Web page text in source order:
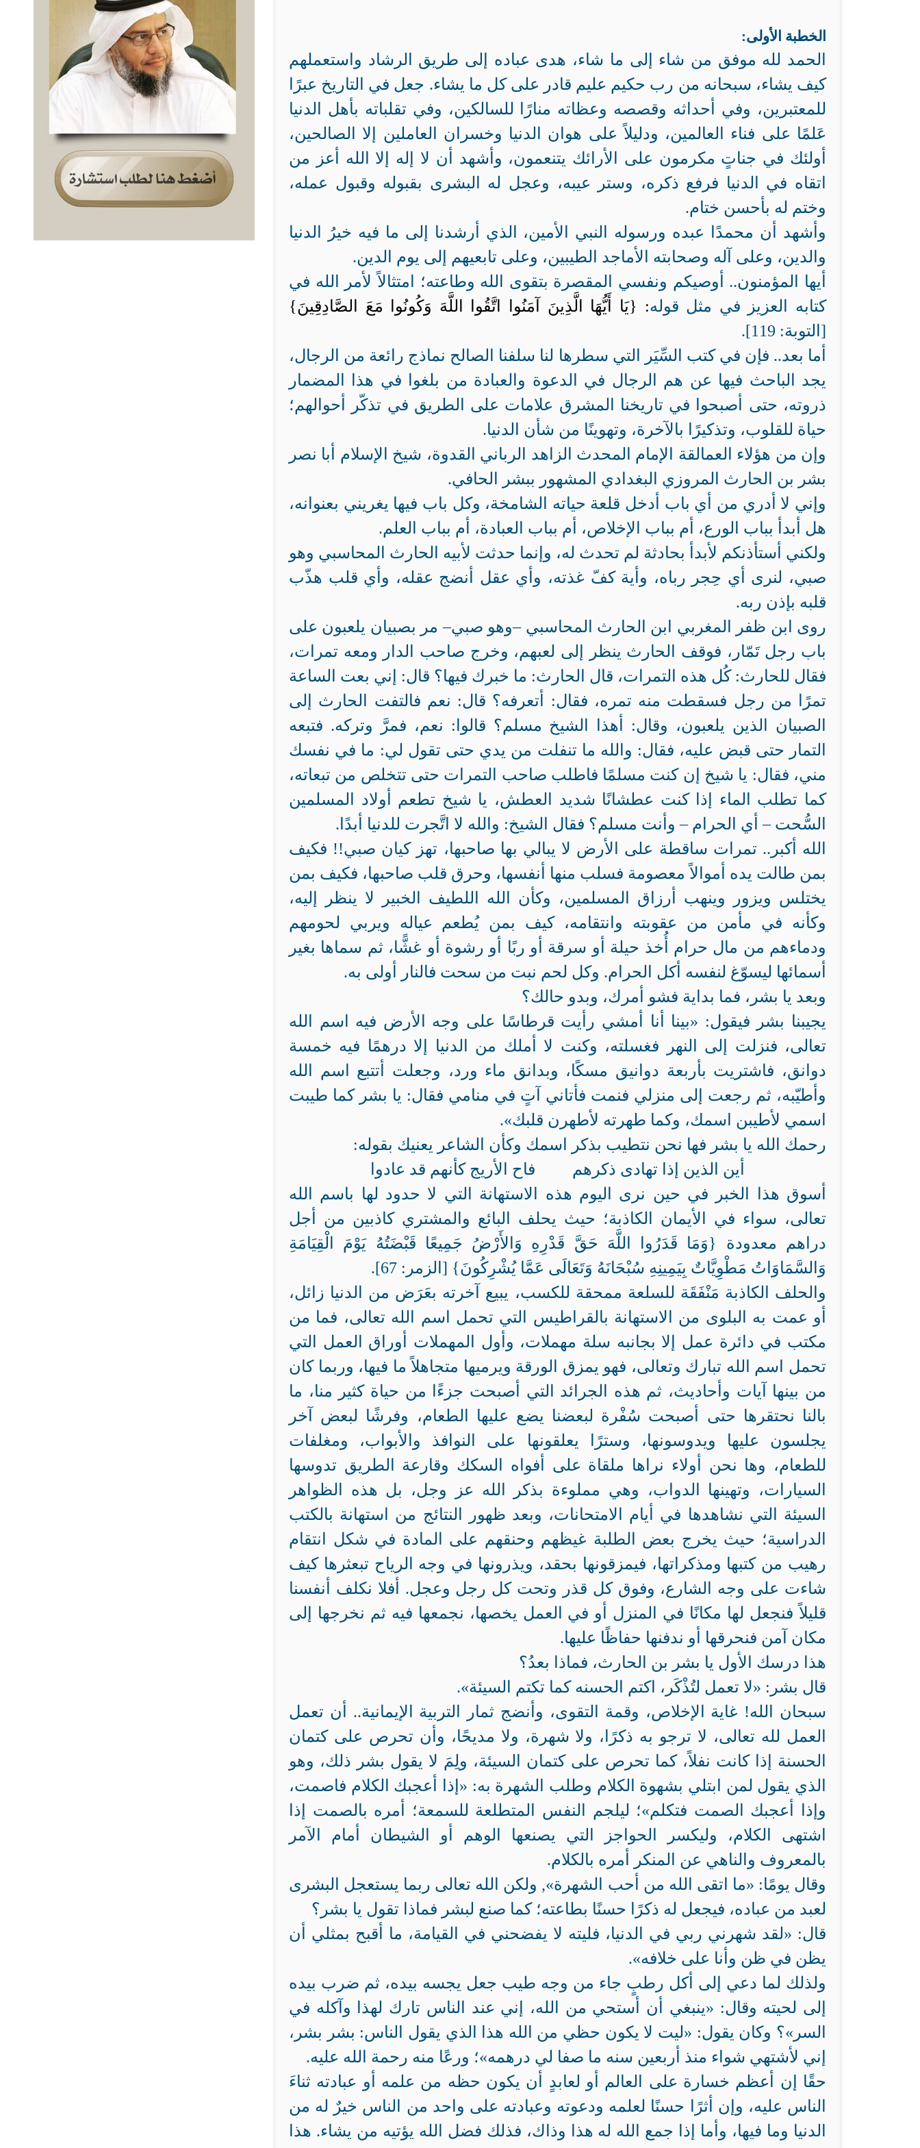
الخطبة الأولى:
الحمد لله موفق من شاء إلى ما شاء، هدى عباده إلى طريق الرشاد واستعملهم
كيف يشاء، سبحانه من رب حكيم عليم قادر على كل ما يشاء. جعل في التاريخ عبرًا
للمعتبرين، وفي أحداثه وقصصه وعظاته منارًا للسالكين، وفي تقلباته بأهل الدنيا
عَلمًا على فناء العالمين، ودليلاً على هوان الدنيا وخسران العاملين إلا الصالحين،
أولئك في جناتٍ مكرمون على الأرائك يتنعمون، وأشهد أن لا إله إلا الله أعز من
اتقاه في الدنيا فرفع ذكره، وستر عيبه، وعجل له البشرى بقبوله وقبول عمله،
وختم له بأحسن ختام.
وأشهد أن محمدًا عبده ورسوله النبي الأمين، الذي أرشدنا إلى ما فيه خيرُ الدنيا
والدين، وعلى آله وصحابته الأماجد الطيبين، وعلى تابعيهم إلى يوم الدين.
أيها المؤمنون.. أوصيكم ونفسي المقصرة بتقوى الله وطاعته؛ امتثالاً لأمر الله في
كتابه العزيز في مثل قوله: {يَا أَيُّهَا الَّذِينَ آمَنُوا اتَّقُوا اللَّهَ وَكُونُوا مَعَ الصَّادِقِينَ}
[التوبة: 119].
أما بعد.. فإن في كتب السِّيَر التي سطرها لنا سلفنا الصالح نماذج رائعة من الرجال،
يجد الباحث فيها عن هم الرجال في الدعوة والعبادة من بلغوا في هذا المضمار
ذروته، حتى أصبحوا في تاريخنا المشرق علامات على الطريق في تذكّر أحوالهم؛
حياة للقلوب، وتذكيرًا بالآخرة، وتهوينًا من شأن الدنيا.
وإن من هؤلاء العمالقة الإمام المحدث الزاهد الرباني القدوة، شيخ الإسلام أبا نصر
بشر بن الحارث المروزي البغدادي المشهور ببشر الحافي.
وإني لا أدري من أي باب أدخل قلعة حياته الشامخة، وكل باب فيها يغريني بعنوانه،
هل أبدأ بباب الورع، أم بباب الإخلاص، أم بباب العبادة، أم بباب العلم.
ولكني أستأذنكم لأبدأ بحادثة لم تحدث له، وإنما حدثت لأبيه الحارث المحاسبي وهو
صبي، لنرى أي حِجر رباه، وأية كفّ غذته، وأي عقل أنضج عقله، وأي قلب هذّب
قلبه بإذن ربه.
روى ابن ظفر المغربي ابن الحارث المحاسبي –وهو صبي– مر بصبيان يلعبون على
باب رجل تَمّار، فوقف الحارث ينظر إلى لعبهم، وخرج صاحب الدار ومعه تمرات،
فقال للحارث: كُل هذه التمرات، قال الحارث: ما خبرك فيها؟ قال: إني بعت الساعة
تمرًا من رجل فسقطت منه تمره، فقال: أتعرفه؟ قال: نعم فالتفت الحارث إلى
الصبيان الذين يلعبون، وقال: أهذا الشيخ مسلم؟ قالوا: نعم، فمرَّ وتركه. فتبعه
التمار حتى قبض عليه، فقال: والله ما تنفلت من يدي حتى تقول لي: ما في نفسك
مني، فقال: يا شيخ إن كنت مسلمًا فاطلب صاحب التمرات حتى تتخلص من تبعاته،
كما تطلب الماء إذا كنت عطشانًا شديد العطش، يا شيخ تطعم أولاد المسلمين
السُّحت – أي الحرام – وأنت مسلم؟ فقال الشيخ: والله لا اتَّجرت للدنيا أبدًا.
الله أكبر.. تمرات ساقطة على الأرض لا يبالي بها صاحبها، تهز كيان صبي!! فكيف
بمن طالت يده أموالاً معصومة فسلب منها أنفسها، وحرق قلب صاحبها، فكيف بمن
يختلس ويزور وينهب أرزاق المسلمين، وكأن الله اللطيف الخبير لا ينظر إليه،
وكأنه في مأمن من عقوبته وانتقامه، كيف بمن يُطعم عياله ويربي لحومهم
ودماءهم من مال حرام أُخذ حيلة أو سرقة أو ربًا أو رشوة أو غشًّا، ثم سماها بغير
أسمائها ليسوّغ لنفسه أكل الحرام. وكل لحم نبت من سحت فالنار أولى به.
وبعد يا بشر، فما بداية فشو أمرك، وبدو حالك؟
يجيبنا بشر فيقول: «بينا أنا أمشي رأيت قرطاسًا على وجه الأرض فيه اسم الله
تعالى، فنزلت إلى النهر فغسلته، وكنت لا أملك من الدنيا إلا درهمًا فيه خمسة
دوانق، فاشتريت بأربعة دوانيق مسكًا، وبدانق ماء ورد، وجعلت أتتبع اسم الله
وأطيّبه، ثم رجعت إلى منزلي فنمت فأتاني آتٍ في منامي فقال: يا بشر كما طيبت
اسمي لأطيبن اسمك، وكما طهرته لأطهرن قلبك».
رحمك الله يا بشر فها نحن نتطيب بذكر اسمك وكأن الشاعر يعنيك بقوله:
أين الذين إذا تهادى ذكرهم فاح الأريج كأنهم قد عادوا
أسوق هذا الخبر في حين نرى اليوم هذه الاستهانة التي لا حدود لها باسم الله
تعالى، سواء في الأيمان الكاذبة؛ حيث يحلف البائع والمشتري كاذبين من أجل
دراهم معدودة {وَمَا قَدَرُوا اللَّهَ حَقَّ قَدْرِهِ وَالأَرْضُ جَمِيعًا قَبْضَتُهُ يَوْمَ الْقِيَامَةِ
وَالسَّمَاوَاتُ مَطْوِيَّاتٌ بِيَمِينِهِ سُبْحَانَهُ وَتَعَالَى عَمَّا يُشْرِكُونَ} [الزمر: 67].
والحلف الكاذبة مَنْفَقَة للسلعة ممحقة للكسب، يبيع آخرته بعَرَض من الدنيا زائل،
أو عمت به البلوى من الاستهانة بالقراطيس التي تحمل اسم الله تعالى، فما من
مكتب في دائرة عمل إلا بجانبه سلة مهملات، وأول المهملات أوراق العمل التي
تحمل اسم الله تبارك وتعالى، فهو يمزق الورقة ويرميها متجاهلاً ما فيها، وربما كان
من بينها آيات وأحاديث، ثم هذه الجرائد التي أصبحت جزءًا من حياة كثير منا، ما
بالنا نحتقرها حتى أصبحت سُفْرة لبعضنا يضع عليها الطعام، وفرشًا لبعض آخر
يجلسون عليها ويدوسونها، وسترًا يعلقونها على النوافذ والأبواب، ومغلفات
للطعام، وها نحن أولاء نراها ملقاة على أفواه السكك وقارعة الطريق تدوسها
السيارات، وتهينها الدواب، وهي مملوءة بذكر الله عز وجل، بل هذه الظواهر
السيئة التي نشاهدها في أيام الامتحانات، وبعد ظهور النتائج من استهانة بالكتب
الدراسية؛ حيث يخرج بعض الطلبة غيظهم وحنقهم على المادة في شكل انتقام
رهيب من كتبها ومذكراتها، فيمزقونها بحقد، ويذرونها في وجه الرياح تبعثرها كيف
شاءت على وجه الشارع، وفوق كل قذر وتحت كل رجل وعجل. أفلا نكلف أنفسنا
قليلاً فنجعل لها مكانًا في المنزل أو في العمل يخصها، نجمعها فيه ثم نخرجها إلى
مكان آمن فنحرقها أو ندفنها حفاظًا عليها.
هذا درسك الأول يا بشر بن الحارث، فماذا بعدُ؟
قال بشر: «لا تعمل لتُذْكَر، اكتم الحسنه كما تكتم السيئة».
سبحان الله! غاية الإخلاص، وقمة التقوى، وأنضج ثمار التربية الإيمانية.. أن تعمل
العمل لله تعالى، لا ترجو به ذكرًا، ولا شهرة، ولا مديحًا، وأن تحرص على كتمان
الحسنة إذا كانت نفلاً، كما تحرص على كتمان السيئة، ولِمَ لا يقول بشر ذلك، وهو
الذي يقول لمن ابتلي بشهوة الكلام وطلب الشهرة به: «إذا أعجبك الكلام فاصمت،
وإذا أعجبك الصمت فتكلم»؛ ليلجم النفس المتطلعة للسمعة؛ أمره بالصمت إذا
اشتهى الكلام، وليكسر الحواجز التي يصنعها الوهم أو الشيطان أمام الآمر
بالمعروف والناهي عن المنكر أمره بالكلام.
وقال يومًا: «ما اتقى الله من أحب الشهرة», ولكن الله تعالى ربما يستعجل البشرى
لعبد من عباده، فيجعل له ذكرًا حسنًا بطاعته؛ كما صنع لبشر فماذا تقول يا بشر؟
قال: «لقد شهرني ربي في الدنيا، فليته لا يفضحني في القيامة، ما أقبح بمثلي أن
يظن في ظن وأنا على خلافه».
ولذلك لما دعي إلى أكل رطبٍ جاء من وجه طيب جعل يجسه بيده، ثم ضرب بيده
إلى لحيته وقال: «ينبغي أن أستحي من الله، إني عند الناس تارك لهذا وآكله في
السر»؟ وكان يقول: «ليت لا يكون حظي من الله هذا الذي يقول الناس: بشر بشر،
إني لأشتهي شواء منذ أربعين سنه ما صفا لي درهمه»؛ ورعًا منه رحمة الله عليه.
حقًا إن أعظم خسارة على العالم أو لعابدٍ أن يكون حظه من علمه أو عبادته ثناءَ
الناس عليه، وإن أثرًا حسنًا لعلمه ودعوته وعبادته على واحد من الناس خيرٌ له من
الدنيا وما فيها، وأما إذا جمع الله له هذا وذاك، فذلك فضل الله يؤتيه من يشاء. هذا